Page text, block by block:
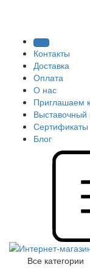
Контакты
Доставка
Оплата
О нас
Приглашаем
Выставочный
Сертификаты
Блог
Все категории